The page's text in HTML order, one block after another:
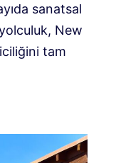
sanatsal
New
tam